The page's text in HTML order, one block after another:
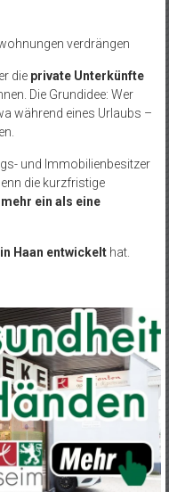
verdrängen
die private Unterkünfte
Die Grundidee: Wer
während eines Urlaubs –
und Immobilienbesitzer
die kurzfristige
mehr ein als eine
in Haan entwickelthat.